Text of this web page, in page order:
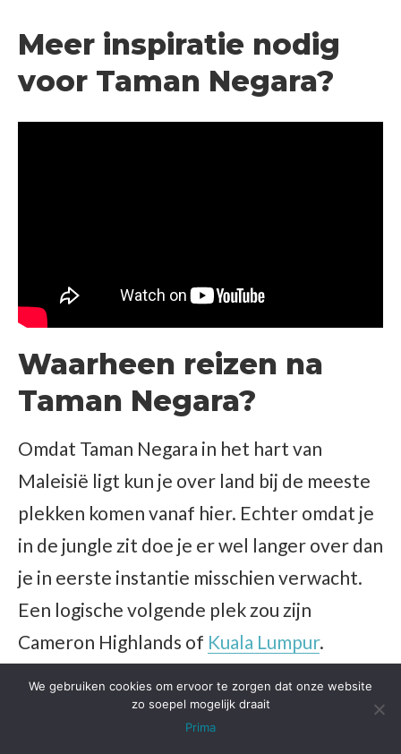
Meer inspiratie nodig
voor Taman Negara?
Waarheen reizen na
Taman Negara?
Omdat Taman Negara in het hart van
Maleisië ligt kun je over land bij de meeste
plekken komen vanaf hier. Echter omdat je
in de jungle zit doe je er wel langer over dan
je in eerste instantie misschien verwacht.
Een logische volgende plek zou zijn
Cameron Highlands of Kuala Lumpur.
paradijselijke eilanden, maar zal je dan
(uiteraard) vaak ook nog een boot moeten
We gebruiken cookies om ervoor te zorgen dat onze website
zo soepel mogelijk draait
Prima